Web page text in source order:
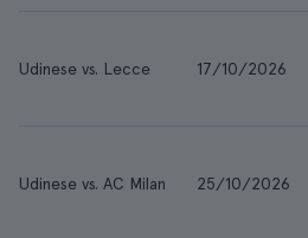
Udinese vs. Lecce 17/10/2026
Udinese vs. AC Milan 25/10/2026